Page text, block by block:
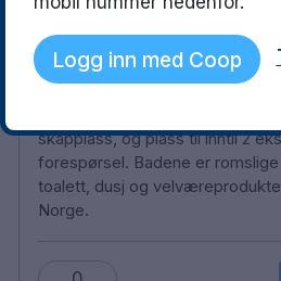
Konsul Kingsize kvalitetssenger,
får en god natts søvn.
skapplass, og plass til inntil 2
forespørsel. Badene er
toalett, dusj og
Norge.
Logg inn med Coop